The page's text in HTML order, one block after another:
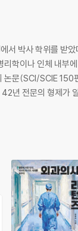
서 박사 학위를 받
학이나 인체 내부
문(SCI/SCIE 150
은 책으로 도합 42년 전문의 형